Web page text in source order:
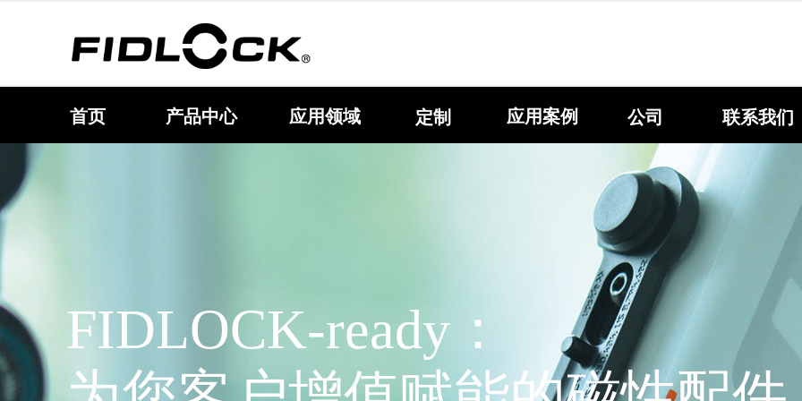
首页 产品中心 定制 应用案例 公司 联系我们
应用领域
FIDLOCK-ready：